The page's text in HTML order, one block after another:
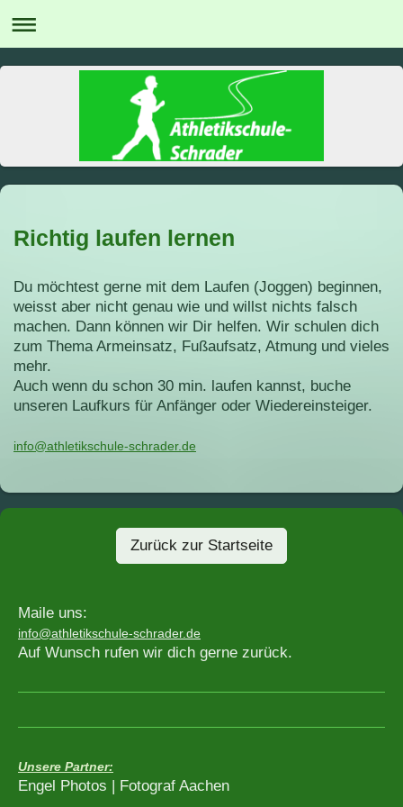
Richtig laufen lernen
Du möchtest gerne mit dem Laufen (Joggen) beginnen,
weisst aber nicht genau wie und willst nichts falsch
machen. Dann können wir Dir helfen. Wir schulen dich
zum Thema Armeinsatz, Fußaufsatz, Atmung und vieles
mehr.
Auch wenn du schon 30 min. laufen kannst, buche
unseren Laufkurs für Anfänger oder Wiedereinsteiger.
info@athletikschule-schrader.de
Zurück zur Startseite
Maile uns:
info@athletikschule-schrader.de
Auf Wunsch rufen wir dich gerne zurück.
Unsere Partner:
Engel Photos | Fotograf Aachen